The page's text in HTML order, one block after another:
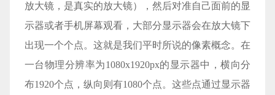
放大镜，是真实的放大镜），然后对准自己面前的显
示器或者手机屏幕观看，大部分显示器会在放大镜下
出现一个个点。这就是我们平时所说的像素概念。在
一台物理分辨率为1080x1920px的显示器中，横向分
布1920个点，纵向则有1080个点。这些点通过显示器